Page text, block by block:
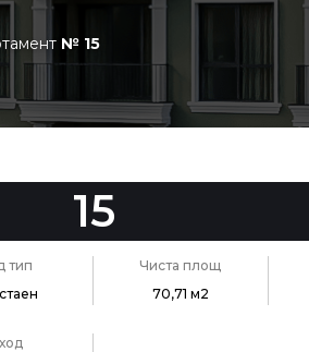
№ 15
15
тип
Чиста площ
70,71 м2